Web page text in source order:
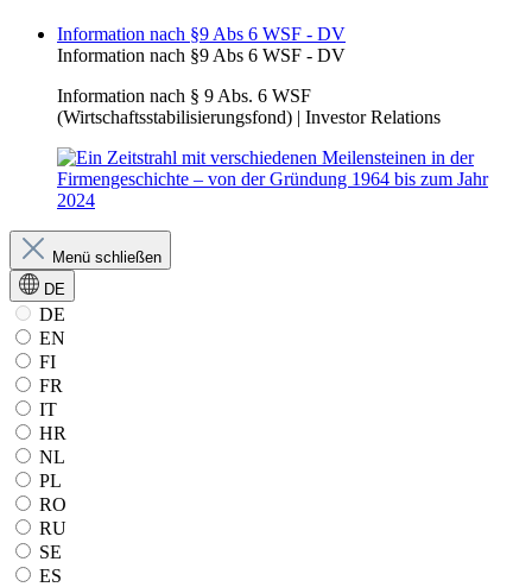
Information nach §9 Abs 6 WSF - DV
Information nach §9 Abs 6 WSF - DV
Information nach § 9 Abs. 6 WSF
(Wirtschaftsstabilisierungsfond) | Investor Relations
Menü schließen
DE
DE
EN
FI
FR
IT
HR
NL
PL
RO
RU
SE
ES